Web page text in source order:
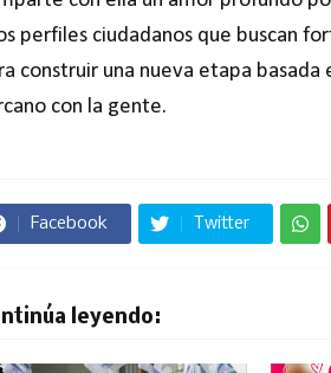
perfiles ciudadanos que buscan
construir una nueva etapa
con la gente.
Facebook Twitter
leyendo: